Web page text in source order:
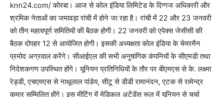
knn24.com/ कोरबा। आज से कोल इंडिया लिमिटेड के दिग्गज अधिकारी और
श्रमिक नेताओं का जमावड़ा रांची में होने जा रहा है। रांची में 22 और 23 जनवरी
को तीन महत्वपूर्ण समितियों की बैठक होगी। 22 जनवरी को एपेक्स जेसीसी की
बैठक दोपहर 12 से आयोजित होगी। इसकी अध्यक्षता कोल इंडिया के चेयरमैन
प्रमोद अग्रवाल करेंगे। सीआईएल की सभी अनुषांगिक कंपनियों के सीएमडी तथा
निदेशकगण उपस्थित होंगे। यूनियन प्रतिनिधियों के तौर पर बीएमएस से के. लक्ष्मा
रेड्डी, एचएमएस से नाथूलाल पांडेय, सीटू से डीडी रामानंदन, एटक से रामेन्द्र
कुमार सम्मिलित होंगे। इस मीटिंग में मेडिकल अटेंडेंस रूल में यूनियन से चर्चा